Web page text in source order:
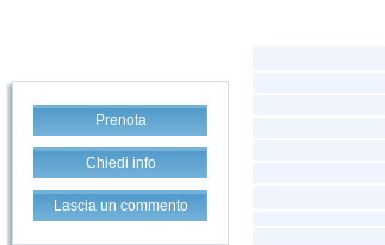
Prenota
Chiedi info
Lascia un commento